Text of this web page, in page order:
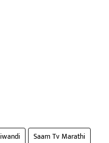
Saam Tv Marathi